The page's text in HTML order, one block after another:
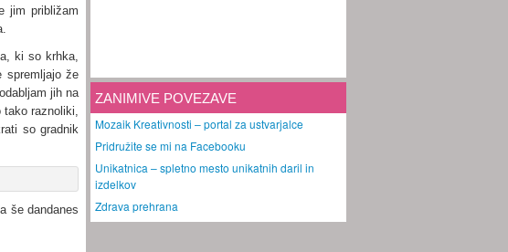
jim približam
ki so krhka,
spremljajo že
jih na
tako raznoliki,
so gradnik
še dandanes
ZANIMIVE POVEZAVE
Mozaik Kreativnosti – portal za ustvarjalce
Pridružite se mi na Facebooku
Unikatnica – spletno mesto unikatnih daril in
izdelkov
Zdrava prehrana